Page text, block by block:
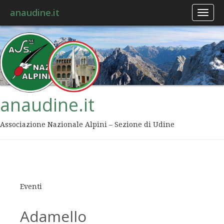
anaudine.it
anaudine.it
Associazione Nazionale Alpini – Sezione di Udine
Eventi
Adamello